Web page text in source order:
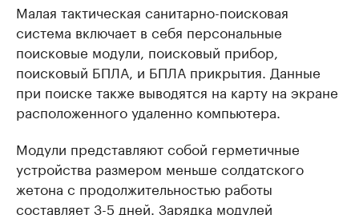
Малая тактическая санитарно-поисковая
система включает в себя персональные
поисковые модули, поисковый прибор,
поисковый БПЛА, и БПЛА прикрытия. Данные
при поиске также выводятся на карту на экране
расположенного удаленно компьютера.
Модули представляют собой герметичные
устройства размером меньше солдатского
жетона с продолжительностью работы
составляет 3-5 дней. Зарядка модулей